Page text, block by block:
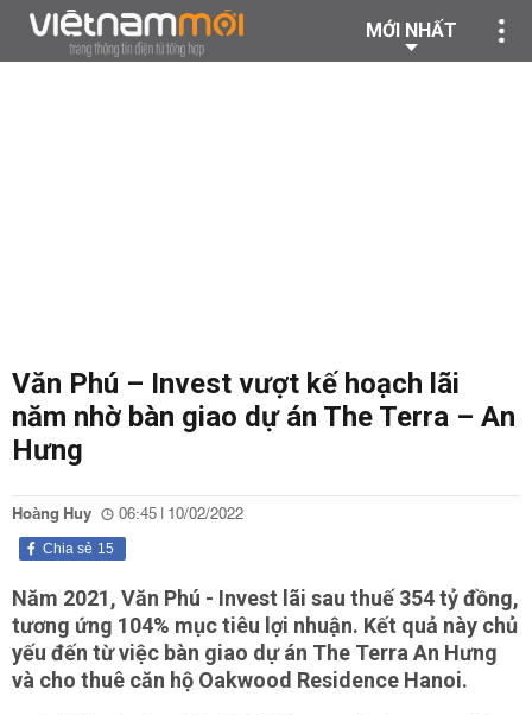
MỚI NHẤT
Văn Phú – Invest vượt kế hoạch lãi
năm nhờ bàn giao dự án The Terra – An
Hưng
Hoàng Huy 06:45 | 10/02/2022
15
Chia sẻ
Năm 2021, Văn Phú - Invest lãi sau thuế 354 tỷ đồng,
tương ứng 104% mục tiêu lợi nhuận. Kết quả này chủ
yếu đến từ việc bàn giao dự án The Terra An Hưng
và cho thuê căn hộ Oakwood Residence Hanoi.